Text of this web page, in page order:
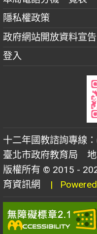
隱私權政策
政府網站開放資料宣告
登入
十二年國教諮詢專線
臺北市政府教育局
版權所有 © 2015 -
育資訊網
|